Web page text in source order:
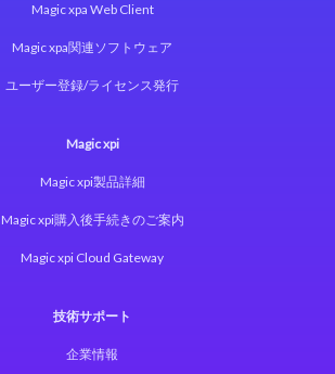
Magic xpa Web Client
Magic xpa関連ソフトウェア
ユーザー登録/ライセンス発行
Magic xpi
Magic xpi製品詳細
Magic xpi購入後手続きのご案内
Magic xpi Cloud Gateway
技術サポート
企業情報